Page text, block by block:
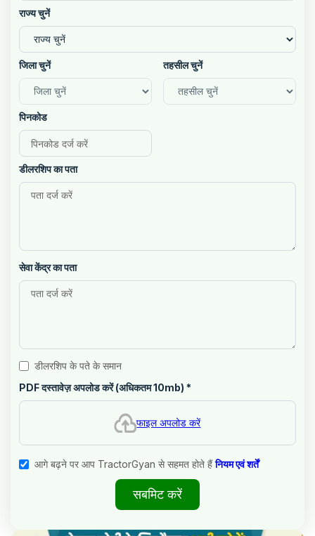
राज्य चुनें
जिला चुनें तहसील चुनें
पिनकोड
डीलरशिप का पता
सेवा केंद्र का पता
डीलरशिप के पते के समान
PDF दस्तावेज़ अपलोड करें (अधिकतम 10mb) *
फाइल अपलोड करें
आगे बढ़ने पर आप TractorGyan से सहमत होते हैं नियम एवं शर्तें
सबमिट करें